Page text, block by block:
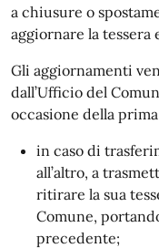
a chiusure o
aggiornare la tessera
Gli aggiornamenti
dall’Ufficio del
occasione della
in caso di
all’altro, a
ritirare la sua
Comune,
precedente;